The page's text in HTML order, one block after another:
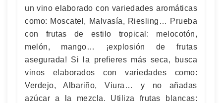
un vino elaborado con variedades aromáticas
como: Moscatel, Malvasía, Riesling… Prueba
con frutas de estilo tropical: melocotón,
melón, mango… ¡explosión de frutas
asegurada! Si la prefieres más seca, busca
vinos elaborados con variedades como:
Verdejo, Albariño, Viura… y no añadas
azúcar a la mezcla. Utiliza frutas blancas: